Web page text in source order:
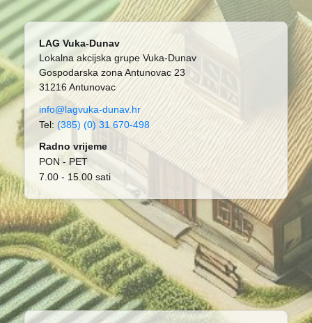
LAG Vuka-Dunav
Lokalna akcijska grupe Vuka-Dunav
Gospodarska zona Antunovac 23
31216 Antunovac
info@lagvuka-dunav.hr
Tel: (385) (0) 31 670-498
Radno vrijeme
PON - PET
7.00 - 15.00 sati